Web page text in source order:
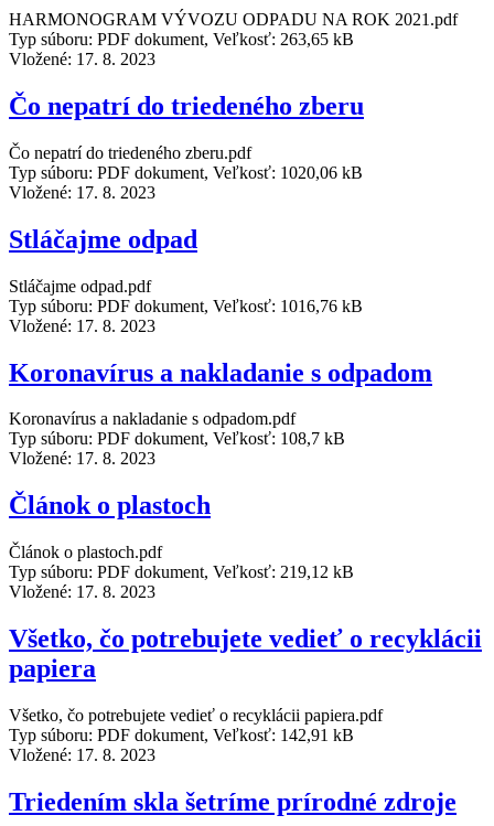
HARMONOGRAM VÝVOZU ODPADU NA ROK 2021.pdf
Typ súboru: PDF dokument, Veľkosť: 263,65 kB
Vložené: 17. 8. 2023
Čo nepatrí do triedeného zberu
Čo nepatrí do triedeného zberu.pdf
Typ súboru: PDF dokument, Veľkosť: 1020,06 kB
Vložené: 17. 8. 2023
Stláčajme odpad
Stláčajme odpad.pdf
Typ súboru: PDF dokument, Veľkosť: 1016,76 kB
Vložené: 17. 8. 2023
Koronavírus a nakladanie s odpadom
Koronavírus a nakladanie s odpadom.pdf
Typ súboru: PDF dokument, Veľkosť: 108,7 kB
Vložené: 17. 8. 2023
Článok o plastoch
Článok o plastoch.pdf
Typ súboru: PDF dokument, Veľkosť: 219,12 kB
Vložené: 17. 8. 2023
Všetko, čo potrebujete vedieť o recyklácii
papiera
Všetko, čo potrebujete vedieť o recyklácii papiera.pdf
Typ súboru: PDF dokument, Veľkosť: 142,91 kB
Vložené: 17. 8. 2023
Triedením skla šetríme prírodné zdroje